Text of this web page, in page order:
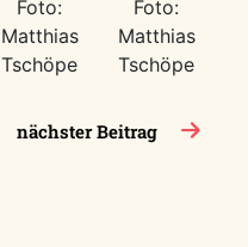
Foto:
Matthias
Tschöpe
Foto:
Matthias
Tschöpe
nächster Beitrag